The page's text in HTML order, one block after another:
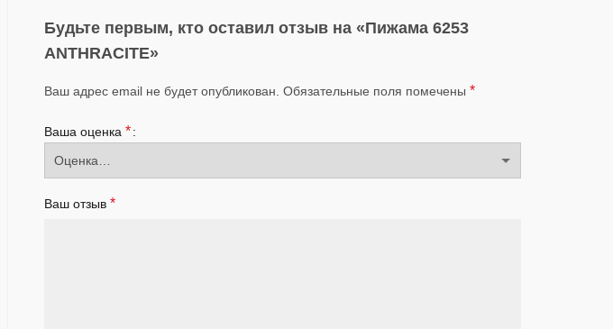
Будьте первым, кто оставил отзыв на «Пижама 6253
ANTHRACITE»
Ваш адрес email не будет опубликован. Обязательные поля помечены *
Ваша оценка *
Ваш отзыв *